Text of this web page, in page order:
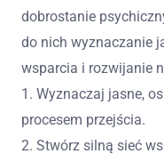
dobrostanie
do nich wyznaczanie
wsparcia i rozwijanie
1. Wyznaczaj jasne,
procesem przejścia.
2. Stwórz silną sieć